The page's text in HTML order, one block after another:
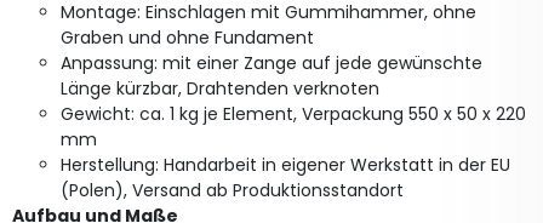
Montage: Einschlagen mit Gummihammer, ohne
Graben und ohne Fundament
Anpassung: mit einer Zange auf jede gewünschte
Länge kürzbar, Drahtenden verknoten
Gewicht: ca. 1 kg je Element, Verpackung 550 x 50 x 220
mm
Herstellung: Handarbeit in eigener Werkstatt in der EU
(Polen), Versand ab Produktionsstandort
Aufbau und Maße